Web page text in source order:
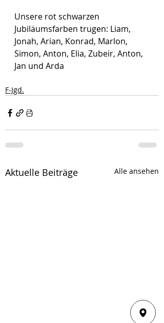
Unsere rot schwarzen
Jubiläumsfarben trugen: Liam,
Jonah, Arian, Konrad, Marlon,
Simon, Anton, Elia, Zubeir, Anton,
Jan und Arda
F-Jgd.
Aktuelle Beiträge Alle ansehen